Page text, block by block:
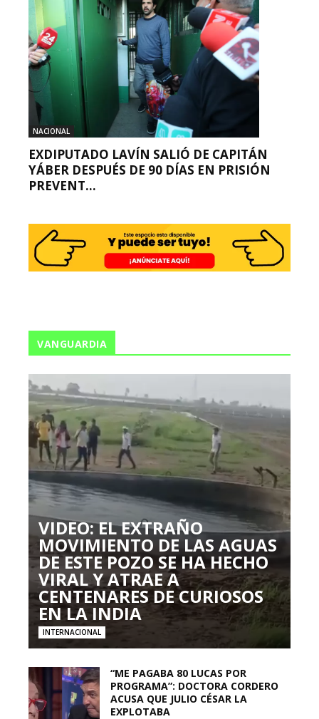
NACIONAL
EXDIPUTADO LAVÍN SALIÓ DE CAPITÁN
YÁBER DESPUÉS DE 90 DÍAS EN PRISIÓN
PREVENT...
VANGUARDIA
VIDEO: EL EXTRAÑO
MOVIMIENTO DE LAS AGUAS
DE ESTE POZO SE HA HECHO
VIRAL Y ATRAE A
CENTENARES DE CURIOSOS
EN LA INDIA
INTERNACIONAL
“ME PAGABA 80 LUCAS POR
PROGRAMA”: DOCTORA CORDERO
ACUSA QUE JULIO CÉSAR LA
EXPLOTABA